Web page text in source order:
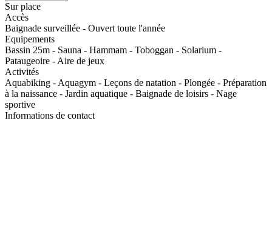
Sur place
Accès
Baignade surveillée - Ouvert toute l'année
Equipements
Bassin 25m - Sauna - Hammam - Toboggan - Solarium -
Pataugeoire - Aire de jeux
Activités
Aquabiking - Aquagym - Leçons de natation - Plongée - Préparation
à la naissance - Jardin aquatique - Baignade de loisirs - Nage
sportive
Informations de contact